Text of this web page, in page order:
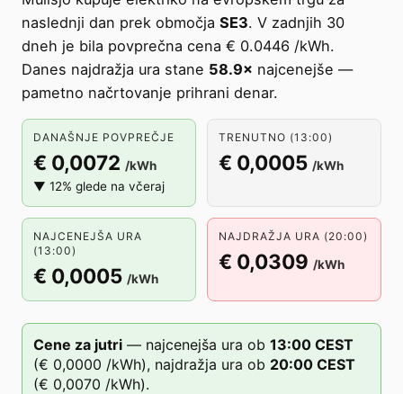
naslednji dan prek območja SE3. V zadnjih 30
dneh je bila povprečna cena € 0.0446 /kWh.
Danes najdražja ura stane 58.9× najcenejše —
pametno načrtovanje prihrani denar.
DANAŠNJE POVPREČJE
€ 0,0072 /kWh
▼ 12% glede na včeraj
TRENUTNO (13:00)
€ 0,0005 /kWh
NAJCENEJŠA URA
(13:00)
€ 0,0005 /kWh
NAJDRAŽJA URA (20:00)
€ 0,0309 /kWh
Cene za jutri — najcenejša ura ob 13:00 CEST
(€ 0,0000 /kWh), najdražja ura ob 20:00 CEST
(€ 0,0070 /kWh).